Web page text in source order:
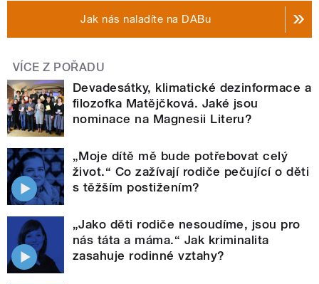
Jak nás naladíte na DABu
VÍCE Z POŘADU
Devadesátky, klimatické dezinformace a
filozofka Matějčková. Jaké jsou
nominace na Magnesii Literu?
„Moje dítě mě bude potřebovat celý
život.“ Co zažívají rodiče pečující o děti
s těžším postižením?
„Jako děti rodiče nesoudíme, jsou pro
nás táta a máma.“ Jak kriminalita
zasahuje rodinné vztahy?